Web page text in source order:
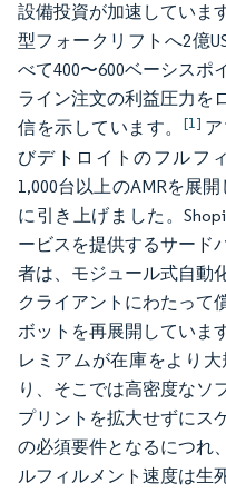
設備投資が加速していま
型フォークリフトへ2億
べて400〜600ベーシスポ
ライン注文の利益圧力を
信を示しています。 [1]
びデトロイトのフルフ
1,000台以上のAMRを展
に引き上げました。
ービスを提供するサード
者は、モジュール式自動
クライアントにわたって
ボットを再展開していま
レミアムが在庫をより
り、そこでは高密度なソ
プリントを拡大せずにス
の必須要件となるにつれ
ルフィルメント速度は生